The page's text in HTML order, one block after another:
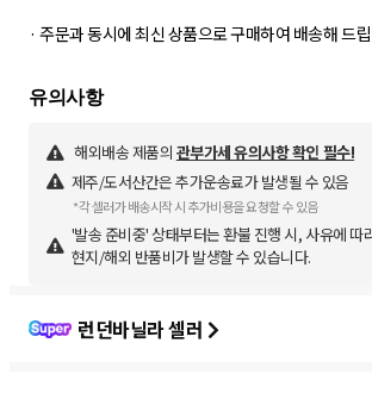
· 주문과 동시에 최신 상품으로 구매하여 배송해 드
유의사항
해외배송 제품의 관부가세 유의사항 확인 필수!
제주/도서산간은 추가운송료가 발생될 수 있음
*각 셀러가 배송시작 시 추가비용을 요청할 수 있음
'발송 준비중' 상태부터는 환불 진행 시, 사유에 따
현지/해외 반품비가 발생할 수 있습니다.
런던바닐라 셀러